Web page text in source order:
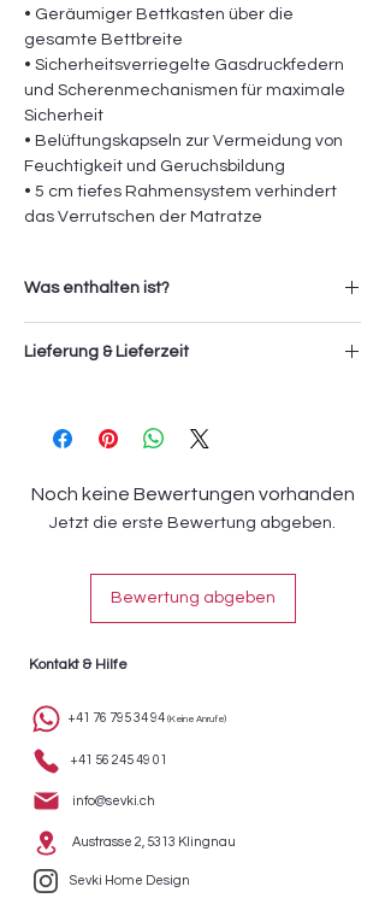
• Geräumiger Bettkasten über die
gesamte Bettbreite
• Sicherheitsverriegelte Gasdruckfedern
und Scherenmechanismen für maximale
Sicherheit
• Belüftungskapseln zur Vermeidung von
Feuchtigkeit und Geruchsbildung
• 5 cm tiefes Rahmensystem verhindert
das Verrutschen der Matratze
Was enthalten ist?
1x PointKopfteil
Lieferung & Lieferzeit
Servicegebühr (Transport und Montage)
zusätzlich an der Kasse verrechnet.
Die Lieferzeit beträgt4-6 Wochen.
Noch keine Bewertungen vorhanden
Jetzt die erste Bewertung abgeben.
Bewertung abgeben
Kontakt & Hilfe
+41 76 795 34 94 (Keine Anrufe)
+41 56 245 49 01
info@sevki.ch
Austrasse 2, 5313 Klingnau
Sevki Home Design